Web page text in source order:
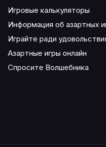
Игровые калькуляторы
Информация об азартных
Играйте ради
Азартные игры онлайн
Спросите Волшебника